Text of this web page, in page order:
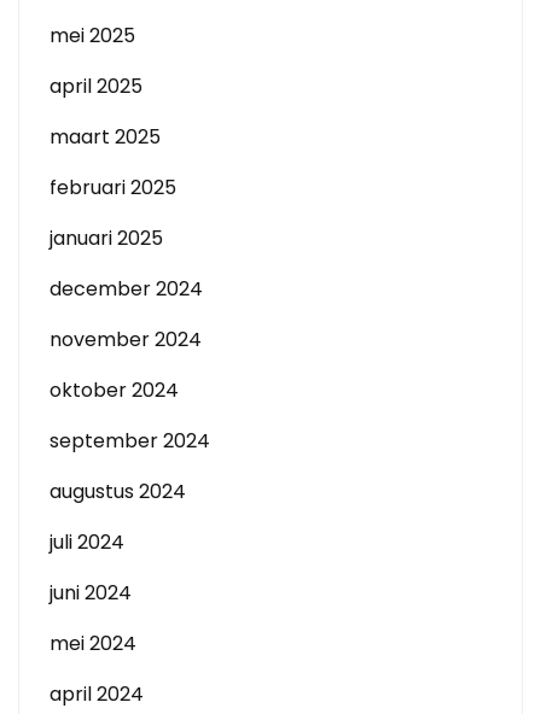
mei 2025
april 2025
maart 2025
februari 2025
januari 2025
december 2024
november 2024
oktober 2024
september 2024
augustus 2024
juli 2024
juni 2024
mei 2024
april 2024